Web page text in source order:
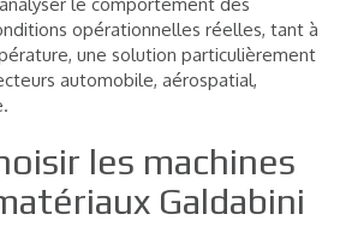
opérationnelles réelles, tant à
une solution particulièrement
automobile, aérospatial,
les machines
Galdabini